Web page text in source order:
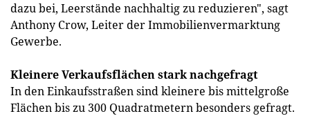
dazu bei, Leerstände nachhaltig zu reduzieren", sagt
Anthony Crow, Leiter der Immobilienvermarktung
Gewerbe.
Kleinere Verkaufsflächen stark nachgefragt
In den Einkaufsstraßen sind kleinere bis mittelgroße
Flächen bis zu 300 Quadratmetern besonders gefragt.